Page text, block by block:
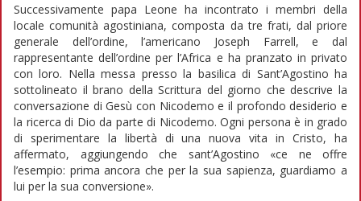
Successivamente papa Leone ha incontrato i membri della
locale comunità agostiniana, composta da tre frati, dal priore
generale dell’ordine, l’americano Joseph Farrell, e dal
rappresentante dell’ordine per l’Africa e ha pranzato in privato
con loro. Nella messa presso la basilica di Sant’Agostino ha
sottolineato il brano della Scrittura del giorno che descrive la
conversazione di Gesù con Nicodemo e il profondo desiderio e
la ricerca di Dio da parte di Nicodemo. Ogni persona è in grado
di sperimentare la libertà di una nuova vita in Cristo, ha
affermato, aggiungendo che sant’Agostino «ce ne offre
l’esempio: prima ancora che per la sua sapienza, guardiamo a
lui per la sua conversione».